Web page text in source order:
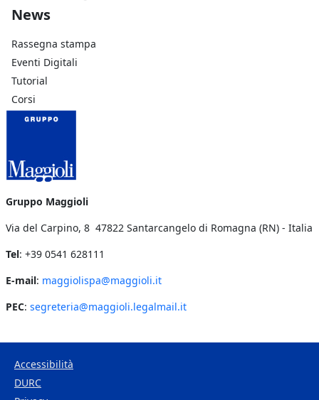
Footer Azienda
News
Rassegna stampa
Eventi Digitali
Tutorial
Corsi
Gruppo Maggioli
Via del Carpino, 8 47822 Santarcangelo di Romagna (RN) - Italia
Tel: +39 0541 628111
E-mail: maggiolispa@maggioli.it
PEC: segreteria@maggioli.legalmail.it
Accessibilità
DURC